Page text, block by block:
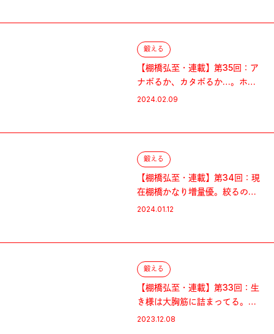
鍛える
【棚橋弘至・連載】第35回：ア
ナボるか、カタボるか…。ホル
モンを制する者は筋トレを制す
2024.02.09
鍛える
【棚橋弘至・連載】第34回：現
在棚橋かなり増量優。絞るの
で…猶予をください！
2024.01.12
鍛える
【棚橋弘至・連載】第33回：生
き様は大胸筋に詰まってる。迷
ったらベンチプレス！
2023.12.08